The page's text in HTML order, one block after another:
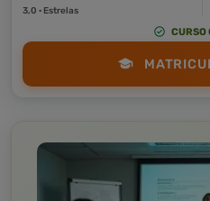
3,0 · Estrelas
CURSO